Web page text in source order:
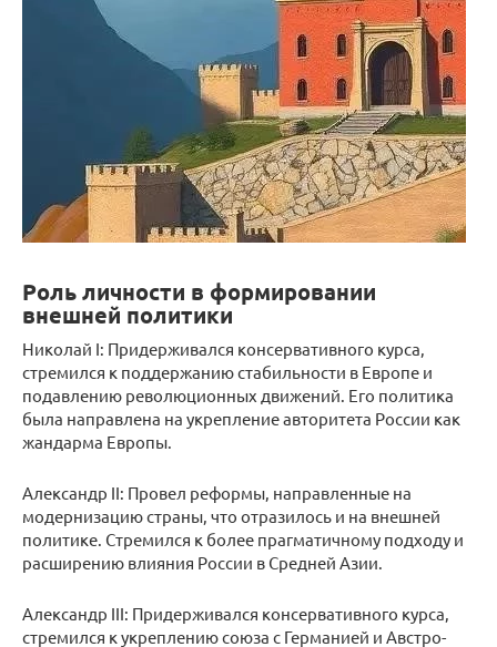
Роль личности в формировании
внешней политики
Николай I: Придерживался консервативного курса,
стремился к поддержанию стабильности в Европе и
подавлению революционных движений. Его политика
была направлена на укрепление авторитета России как
жандарма Европы.
Александр II: Провел реформы, направленные на
модернизацию страны, что отразилось и на внешней
политике. Стремился к более прагматичному подходу и
расширению влияния России в Средней Азии.
Александр III: Придерживался консервативного курса,
стремился к укреплению союза с Германией и Австро-